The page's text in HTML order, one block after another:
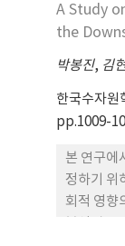
시 지도의
A Study
the
박봉진, 김
한국수자원
pp.1009-
본 연구에
정하기 위
회적 영향